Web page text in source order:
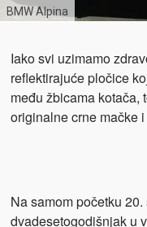
BMW Alpina
Iako svi uzimamo
reflektirajuće pločice
među žbicama kotača,
originalne crne mačke
Na samom početku
dvadesetogodišnjak u